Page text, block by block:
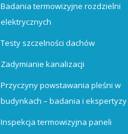
Badania termowizyjne rozdzielni
elektrycznych
Testy szczelności dachów
Zadymianie kanalizacji
Przyczyny powstawania pleśni w
budynkach – badania i ekspertyzy
Inspekcja termowizyjna paneli